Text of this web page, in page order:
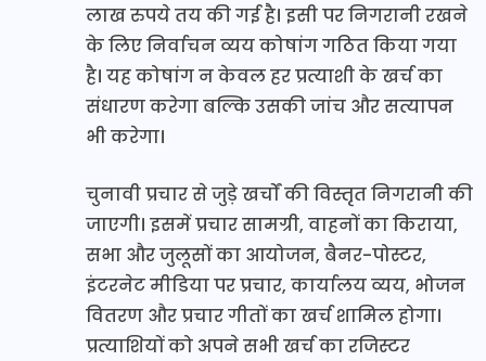
लाख रुपये तय की गई है। इसी पर निगरानी रखने
के लिए निर्वाचन व्यय कोषांग गठित किया गया
है। यह कोषांग न केवल हर प्रत्याशी के खर्च का
संधारण करेगा बल्कि उसकी जांच और सत्यापन
भी करेगा।
चुनावी प्रचार से जुड़े खर्चों की विस्तृत निगरानी की
जाएगी। इसमें प्रचार सामग्री, वाहनों का किराया,
सभा और जुलूसों का आयोजन, बैनर-पोस्टर,
इंटरनेट मीडिया पर प्रचार, कार्यालय व्यय, भोजन
वितरण और प्रचार गीतों का खर्च शामिल होगा।
प्रत्याशियों को अपने सभी खर्च का रजिस्टर